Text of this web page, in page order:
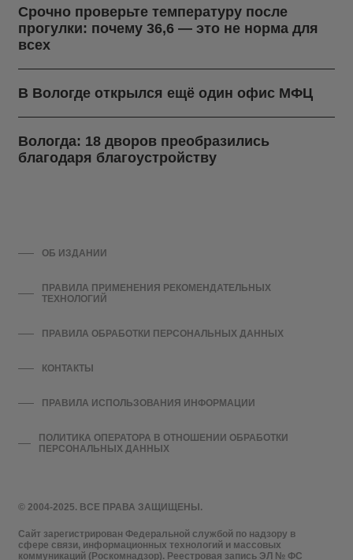
Срочно проверьте температуру после
прогулки: почему 36,6 — это не норма для
всех
В Вологде открылся ещё один офис МФЦ
Вологда: 18 дворов преобразились
благодаря благоустройству
© 2004-2025. ВСЕ ПРАВА ЗАЩИЩЕНЫ.
Сайт зарегистрирован Федеральной службой по надзору в
сфере связи, информационных технологий и массовых
коммуникаций (Роскомнадзор). Реестровая запись ЭЛ № ФС
ОБ ИЗДАНИИ
ПРАВИЛА ПРИМЕНЕНИЯ РЕКОМЕНДАТЕЛЬНЫХ
ТЕХНОЛОГИЙ
ПРАВИЛА ОБРАБОТКИ ПЕРСОНАЛЬНЫХ ДАННЫХ
КОНТАКТЫ
ПРАВИЛА ИСПОЛЬЗОВАНИЯ ИНФОРМАЦИИ
ПОЛИТИКА ОПЕРАТОРА В ОТНОШЕНИИ ОБРАБОТКИ
ПЕРСОНАЛЬНЫХ ДАННЫХ